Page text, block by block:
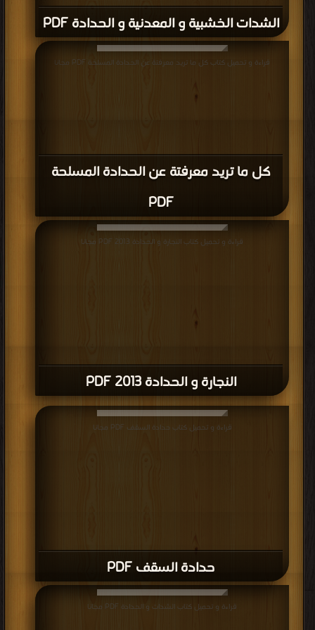
الشدات الخشبية و المعدنية و الحدادة PDF
كل ما تريد معرفتة عن الحدادة المسلحة
PDF
قراءة و تحميل كتاب كل ما تريد معرفتة عن الحدادة المسلحة PDF مجانا
النجارة و الحدادة 2013 PDF
قراءة و تحميل كتاب النجارة و الحدادة 2013 PDF مجانا
حدادة السقف PDF
قراءة و تحميل كتاب حدادة السقف PDF مجانا
قراءة و تحميل كتاب الشدات و الحدادة PDF مجانا